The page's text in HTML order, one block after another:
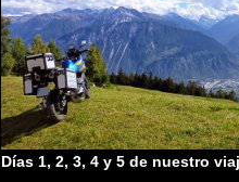
Días 1, 2, 3, 4 y 5 de nuestro